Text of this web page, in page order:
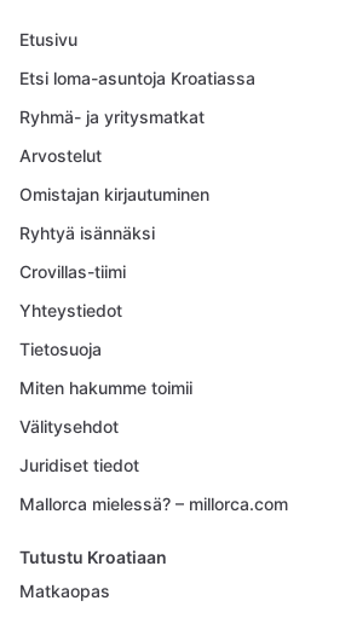
Etusivu
Etsi loma-asuntoja Kroatiassa
Ryhmä- ja yritysmatkat
Arvostelut
Omistajan kirjautuminen
Ryhtyä isännäksi
Crovillas-tiimi
Yhteystiedot
Tietosuoja
Miten hakumme toimii
Välitysehdot
Juridiset tiedot
Mallorca mielessä? – millorca.com
Tutustu Kroatiaan
Matkaopas